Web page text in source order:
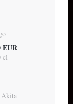
EUR
cl